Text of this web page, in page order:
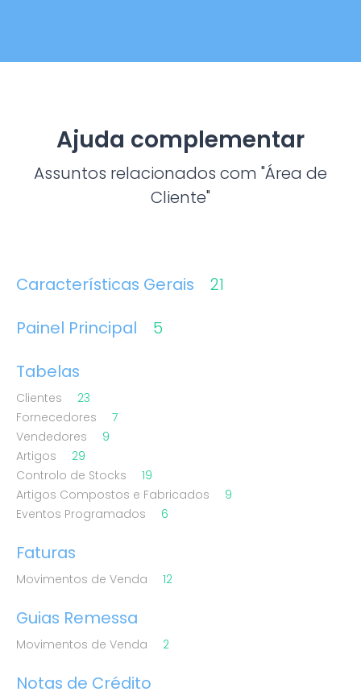
Ajuda complementar
Assuntos relacionados com "Área de
Cliente"
Características Gerais
21
Painel Principal
5
Tabelas
Clientes
23
Fornecedores
7
Vendedores
9
Artigos
29
Controlo de Stocks
19
Artigos Compostos e Fabricados
9
Eventos Programados
6
Faturas
Movimentos de Venda 12
Guias Remessa
Movimentos de Venda 2
Notas de Crédito